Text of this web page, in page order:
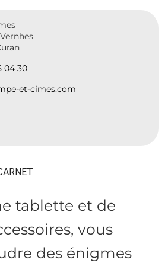
04 30
et-cimes.com
tablette et de
vous
des énigmes